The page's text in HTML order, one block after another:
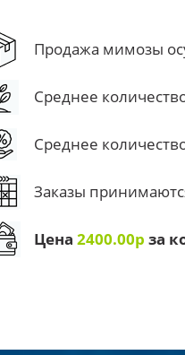
Продажа мимозы
Среднее
Среднее
Заказы
Цена 2400.00р за